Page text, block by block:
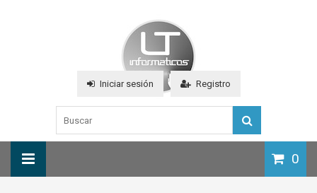
Iniciar sesión Registro
0